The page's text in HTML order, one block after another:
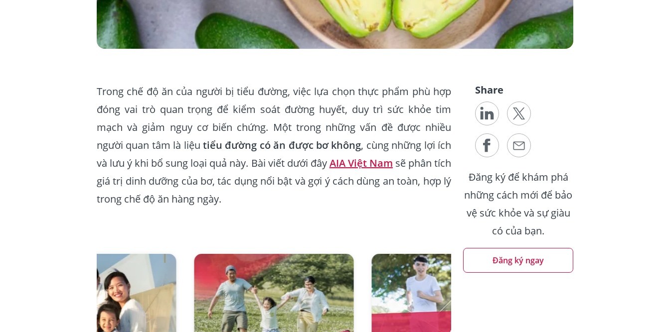
Trong chế độ ăn của người bị tiểu đường, việc lựa chọn thực phẩm phù hợp
đóng vai trò quan trọng để kiểm soát đường huyết, duy trì sức khỏe tim
mạch và giảm nguy cơ biến chứng. Một trong những vấn đề được nhiều
người quan tâm là liệu tiểu đường có ăn được bơ không, cùng những lợi ích
và lưu ý khi bổ sung loại quả này. Bài viết dưới đâyAIA Việt Nam sẽ phân tích
giá trị dinh dưỡng của bơ, tác dụng nổi bật và gợi ý cách dùng an toàn, hợp lý
trong chế độ ăn hàng ngày.
Share
Đăng ký để khám phá
những cách mới để bảo
vệ sức khỏe và sự giàu
có của bạn.
Đăng ký ngay